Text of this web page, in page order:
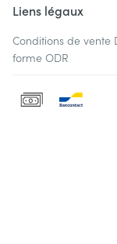
Liens légaux
Conditions de vente
forme ODR